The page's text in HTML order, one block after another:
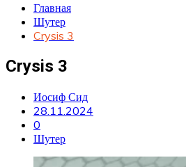
Главная
Шутер
Crysis 3
Crysis 3
Иосиф Сид
28.11.2024
0
Шутер